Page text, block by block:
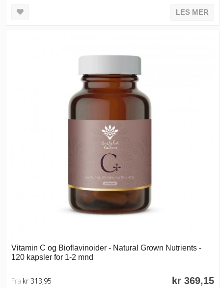
LES MER
Vitamin C og Bioflavinoider - Natural Grown Nutrients -
120 kapsler for 1-2 mnd
kr 369,15
Fra kr 313,95